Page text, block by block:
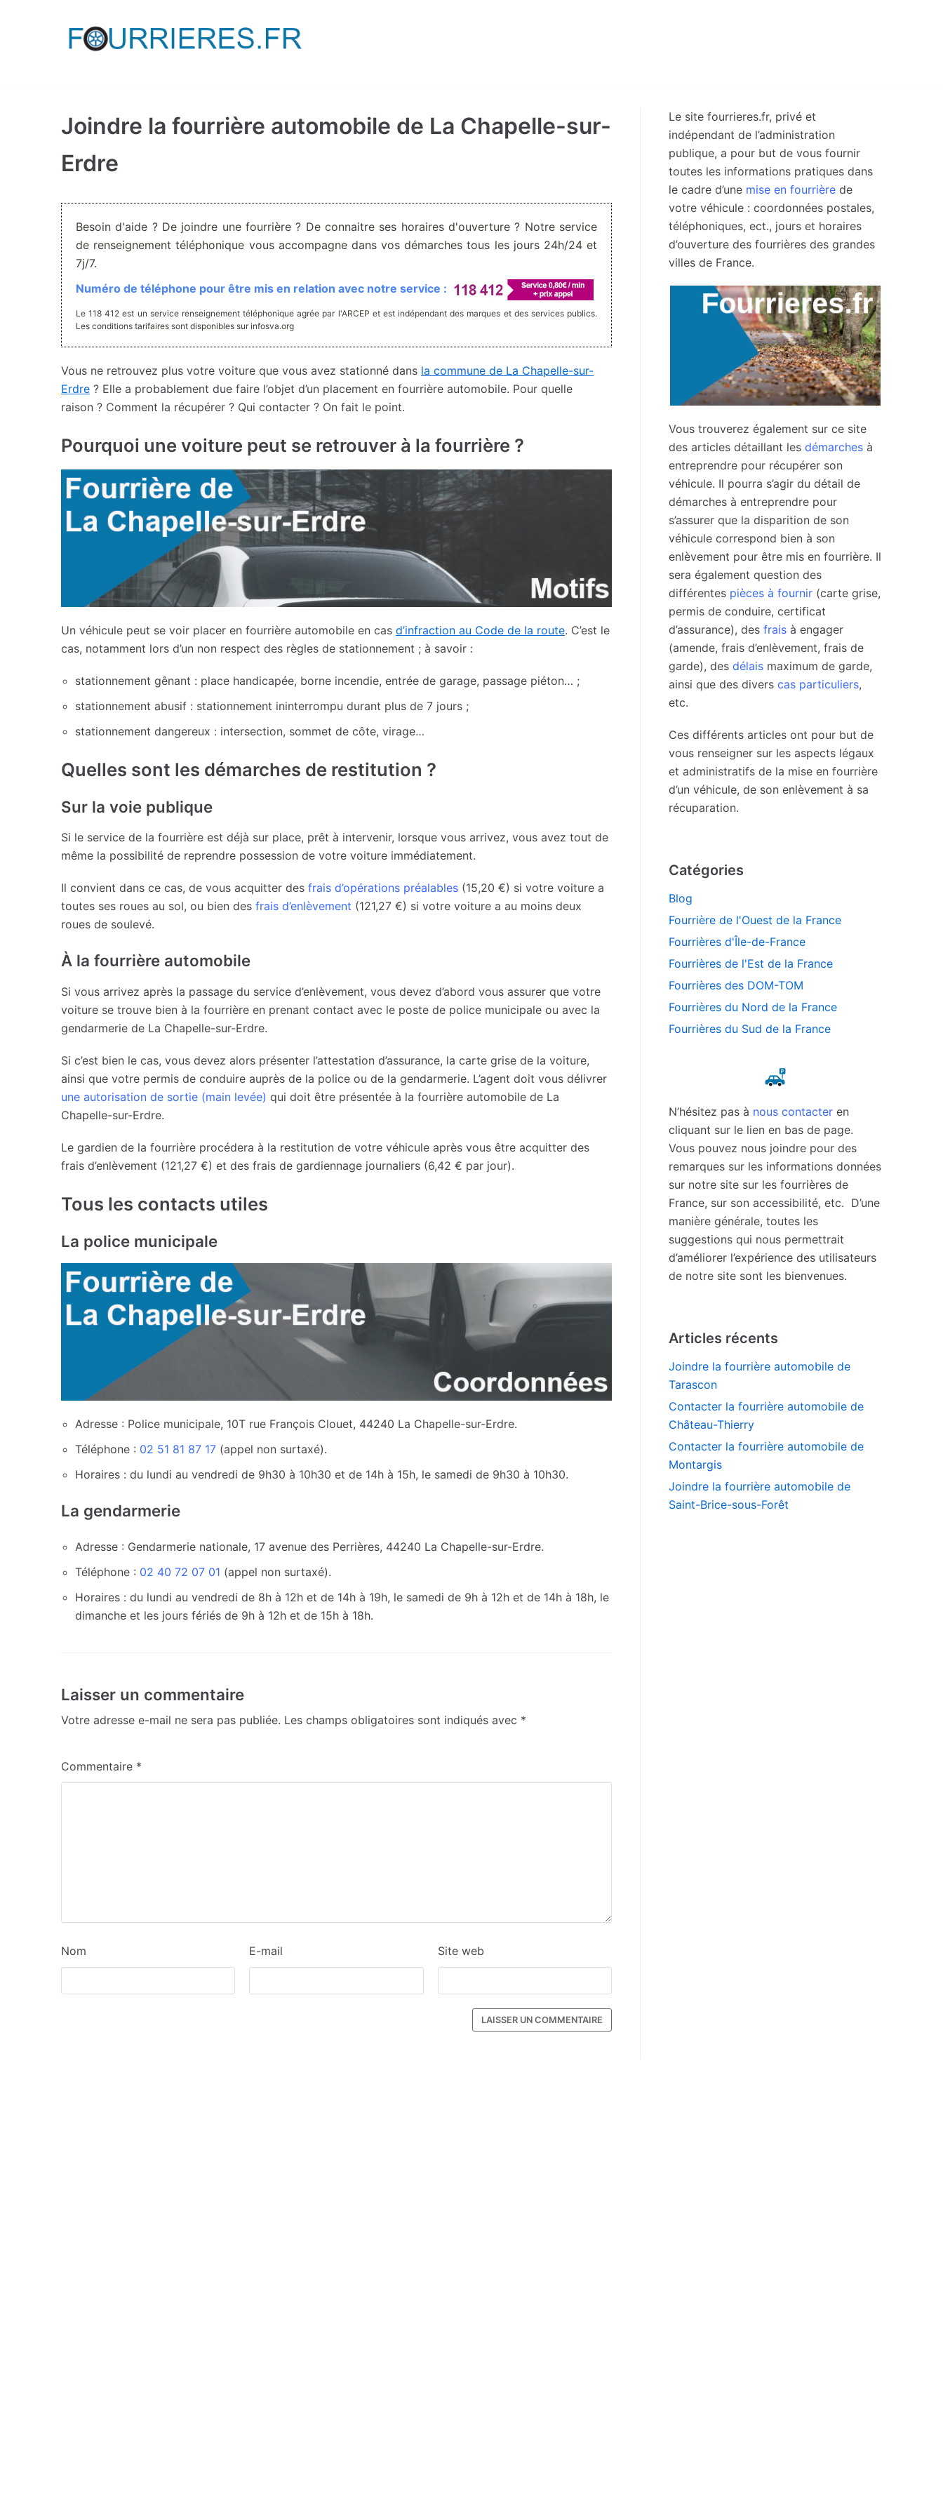
Joindre la fourrière automobile de La Chapelle-sur-
Erdre
Besoin d'aide ? De joindre une fourrière ? De connaitre ses horaires d'ouverture ? Notre service
de renseignement téléphonique vous accompagne dans vos démarches tous les jours 24h/24 et
7j/7.
Numéro de téléphone pour être mis en relation avec notre service :
Le 118 412 est un service renseignement téléphonique agrée par l'ARCEP et est indépendant des marques et des services publics.
Les conditions tarifaires sont disponibles sur infosva.org
Vous ne retrouvez plus votre voiture que vous avez stationné dans la commune de La Chapelle-sur-
Erdre ? Elle a probablement due faire l’objet d’un placement en fourrière automobile. Pour quelle
raison ? Comment la récupérer ? Qui contacter ? On fait le point.
Pourquoi une voiture peut se retrouver à la fourrière ?
Un véhicule peut se voir placer en fourrière automobile en cas d’infraction au Code de la route. C’est le
cas, notamment lors d’un non respect des règles de stationnement ; à savoir :
stationnement gênant : place handicapée, borne incendie, entrée de garage, passage piéton… ;
stationnement abusif : stationnement ininterrompu durant plus de 7 jours ;
stationnement dangereux : intersection, sommet de côte, virage…
Quelles sont les démarches de restitution ?
Sur la voie publique
Si le service de la fourrière est déjà sur place, prêt à intervenir, lorsque vous arrivez, vous avez tout de
même la possibilité de reprendre possession de votre voiture immédiatement.
Il convient dans ce cas, de vous acquitter des frais d’opérations préalables (15,20 €) si votre voiture a
toutes ses roues au sol, ou bien des frais d’enlèvement (121,27 €) si votre voiture a au moins deux
roues de soulevé.
À la fourrière automobile
Si vous arrivez après la passage du service d’enlèvement, vous devez d’abord vous assurer que votre
voiture se trouve bien à la fourrière en prenant contact avec le poste de police municipale ou avec la
gendarmerie de La Chapelle-sur-Erdre.
Si c’est bien le cas, vous devez alors présenter l’attestation d’assurance, la carte grise de la voiture,
ainsi que votre permis de conduire auprès de la police ou de la gendarmerie. L’agent doit vous délivrer
une autorisation de sortie (main levée) qui doit être présentée à la fourrière automobile de La
Chapelle-sur-Erdre.
Le gardien de la fourrière procédera à la restitution de votre véhicule après vous être acquitter des
frais d’enlèvement (121,27 €) et des frais de gardiennage journaliers (6,42 € par jour).
Tous les contacts utiles
La police municipale
Adresse : Police municipale, 10T rue François Clouet, 44240 La Chapelle-sur-Erdre.
Téléphone : 02 51 81 87 17 (appel non surtaxé).
Horaires : du lundi au vendredi de 9h30 à 10h30 et de 14h à 15h, le samedi de 9h30 à 10h30.
La gendarmerie
Adresse : Gendarmerie nationale, 17 avenue des Perrières, 44240 La Chapelle-sur-Erdre.
Téléphone : 02 40 72 07 01 (appel non surtaxé).
Horaires : du lundi au vendredi de 8h à 12h et de 14h à 19h, le samedi de 9h à 12h et de 14h à 18h, le
dimanche et les jours fériés de 9h à 12h et de 15h à 18h.
Laisser un commentaire
Votre adresse e-mail ne sera pas publiée. Les champs obligatoires sont indiqués avec *
Commentaire *
Nom E-mail Site web
Le site fourrieres.fr, privé et
indépendant de l’administration
publique, a pour but de vous fournir
toutes les informations pratiques dans
le cadre d’une mise en fourrière de
votre véhicule : coordonnées postales,
téléphoniques, ect., jours et horaires
d’ouverture des fourrières des grandes
villes de France.
Vous trouverez également sur ce site
des articles détaillant les démarches à
entreprendre pour récupérer son
véhicule. Il pourra s’agir du détail de
démarches à entreprendre pour
s’assurer que la disparition de son
véhicule correspond bien à son
enlèvement pour être mis en fourrière. Il
sera également question des
différentes pièces à fournir (carte grise,
permis de conduire, certificat
d’assurance), des frais à engager
(amende, frais d’enlèvement, frais de
garde), des délais maximum de garde,
ainsi que des divers cas particuliers,
etc.
Ces différents articles ont pour but de
vous renseigner sur les aspects légaux
et administratifs de la mise en fourrière
d’un véhicule, de son enlèvement à sa
récuparation.
Catégories
Blog
Fourrière de l'Ouest de la France
Fourrières d'Île-de-France
Fourrières de l'Est de la France
Fourrières des DOM-TOM
Fourrières du Nord de la France
Fourrières du Sud de la France
N’hésitez pas à nous contacter en
cliquant sur le lien en bas de page.
Vous pouvez nous joindre pour des
remarques sur les informations données
sur notre site sur les fourrières de
France, sur son accessibilité, etc. D’une
manière générale, toutes les
suggestions qui nous permettrait
d’améliorer l’expérience des utilisateurs
de notre site sont les bienvenues.
Articles récents
Joindre la fourrière automobile de
Tarascon
Contacter la fourrière automobile de
Château-Thierry
Contacter la fourrière automobile de
Montargis
Joindre la fourrière automobile de
Saint-Brice-sous-Forêt